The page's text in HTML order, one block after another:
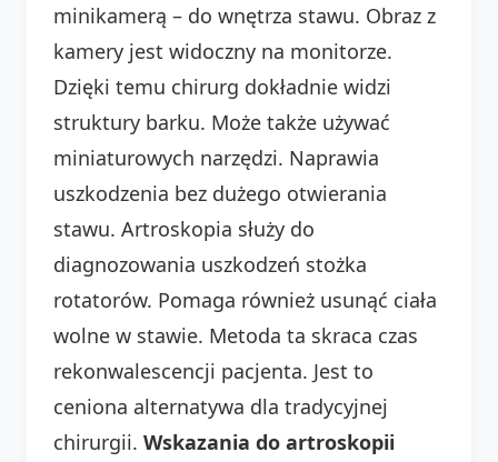
minikamerą – do wnętrza stawu. Obraz z
kamery jest widoczny na monitorze.
Dzięki temu chirurg dokładnie widzi
struktury barku. Może także używać
miniaturowych narzędzi. Naprawia
uszkodzenia bez dużego otwierania
stawu. Artroskopia służy do
diagnozowania uszkodzeń stożka
rotatorów. Pomaga również usunąć ciała
wolne w stawie. Metoda ta skraca czas
rekonwalescencji pacjenta. Jest to
ceniona alternatywa dla tradycyjnej
chirurgii. Wskazania do artroskopii